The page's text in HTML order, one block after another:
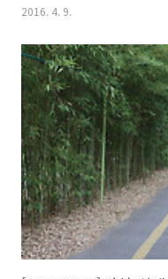
만 라이딩 하기에는 괜찮은 날
점차 더워지고 배가 고파진다.
강이 북적북적 하다. 역시 이
를 떳다. 라이더들에게 유명한
잠수교를 건넜다. 반포대교 분
교적 한산하..
2016. 4. 9.